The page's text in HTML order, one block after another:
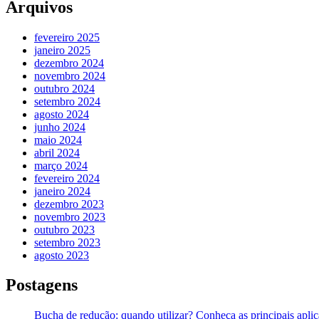
Arquivos
fevereiro 2025
janeiro 2025
dezembro 2024
novembro 2024
outubro 2024
setembro 2024
agosto 2024
junho 2024
maio 2024
abril 2024
março 2024
fevereiro 2024
janeiro 2024
dezembro 2023
novembro 2023
outubro 2023
setembro 2023
agosto 2023
Postagens
Bucha de redução: quando utilizar? Conheça as principais